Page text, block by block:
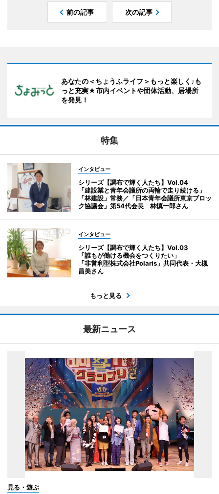
前の記事 次の記事
あなたの＜ちょうふライフ＞もっと楽しく♪も
っと充実★市内イベントや団体活動、居場所
を発見！
特集
インタビュー
シリーズ【調布で輝く人たち】Vol.04
「建設業と青年会議所の両輪で走り続ける」
「林建設」常務／「日本青年会議所東京ブロッ
ク協議会」第54代会長 林慎一郎さん
インタビュー
シリーズ【調布で輝く人たち】Vol.03
「誰もが働ける機会をつくりたい」
「非営利型株式会社Polaris」共同代表・大槻
昌美さん
もっと見る
最新ニュース
見る・遊ぶ